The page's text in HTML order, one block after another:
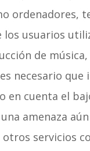
ordenadores,
los usuarios
de
necesario que
en cuenta el
amenaza
servicios